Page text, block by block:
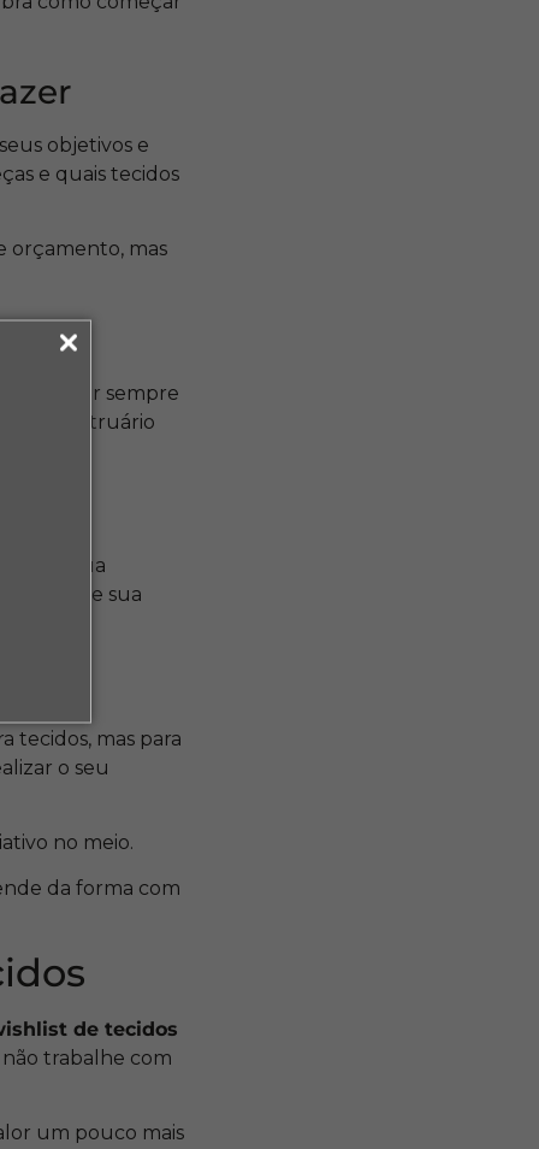
objetivos e
e quais tecidos
orçamento, mas
estar sempre
mostruário
na sua
de sua
tecidos, mas para
o seu
no meio.
da forma com
de tecidos
trabalhe com
um pouco mais